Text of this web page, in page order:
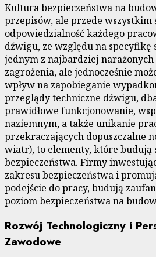
Kultura bezpieczeństwa na
przepisów, ale przede wszystkim
odpowiedzialność każdego
dźwigu, ze względu na specyfikę
jednym z najbardziej
zagrożenia, ale jednocześnie
wpływ na zapobieganie
przeglądy techniczne dźwigu,
prawidłowe funkcjonowanie,
naziemnym, a także unikanie
przekraczających dopuszczalne
wiatr), to elementy, które budują
bezpieczeństwa. Firmy
zakresu bezpieczeństwa i
podejście do pracy, budują
poziom bezpieczeństwa na
Rozwój Technologiczny i
Zawodowe